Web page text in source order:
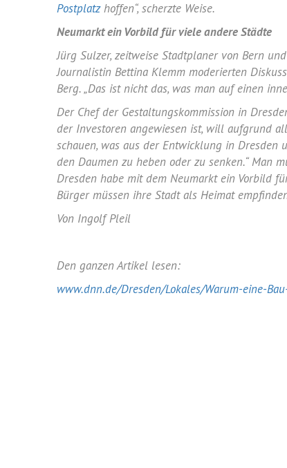
Postplatzhoffen“, scherzte Weise.
Neumarktein Vorbild für viele andere Städte
Jürg Sulzer, zeitweise Stadtplaner von Bern
Journalistin Bettina Klemm moderierten
Berg. „Das ist nicht das, was man auf einen
Der Chef der Gestaltungskommission in
der Investoren angewiesen ist, will aufgrund
schauen, was aus der Entwicklung in Dresden
den Daumen zu heben oder zu senken.“ Man
Dresden habe mit dem Neumarktein Vorbild
Bürger müssen ihre Stadt als Heimat
Von Ingolf Pleil
Den ganzen Artikel lesen:
www.dnn.de/Dresden/Lokales/Warum-eine-